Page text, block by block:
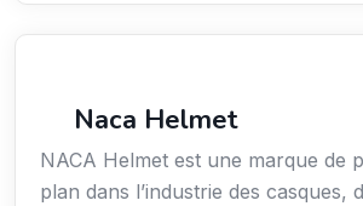
Naca Helmet
NACA Helmet est une marque de
plan dans l’industrie des casques,